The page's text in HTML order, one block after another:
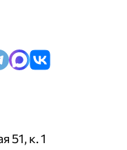
51, к. 1